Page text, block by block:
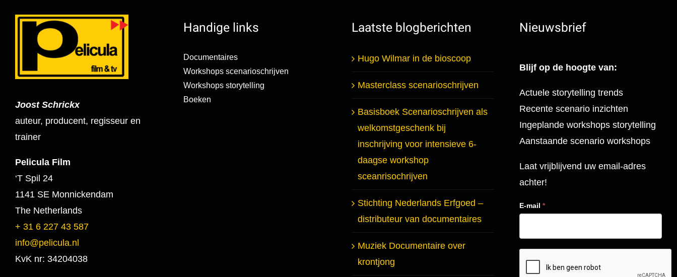
Joost Schrickx
auteur, producent, regisseur en
trainer
Pelicula Film
‘T Spil 24
1141 SE Monnickendam
The Netherlands
+ 31 6 227 43 587
info@pelicula.nl
KvK nr: 34204038
Handige links
Documentaires
Workshops scenarioschrijven
Workshops storytelling
Boeken
Laatste blogberichten
Hugo Wilmar in de bioscoop
Masterclass scenarioschrijven
Basisboek Scenarioschrijven als
welkomstgeschenk bij
inschrijving voor intensieve 6-
daagse workshop
sceanrisochrijven
Stichting Nederlands Erfgoed –
distributeur van documentaires
Muziek Documentaire over
krontjong
Nieuwsbrief
Blijf op de hoogte van:
Actuele storytelling trends
Recente scenario inzichten
Ingeplande workshops storytelling
Aanstaande scenario workshops
Laat vrijblijvend uw email-adres
achter!
E-mail*